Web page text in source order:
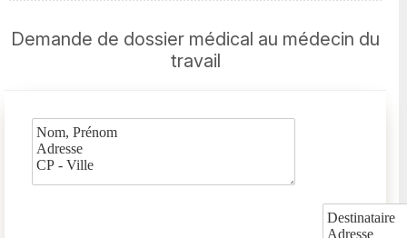
Demande de dossier médical au médecin du
travail